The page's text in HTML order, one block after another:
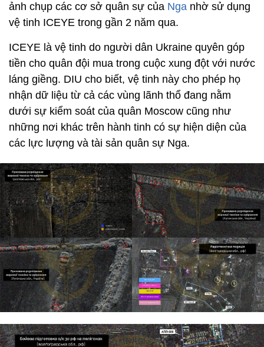
ảnh chụp các cơ sở quân sự của Nga nhờ sử dụng
vệ tinh ICEYE trong gần 2 năm qua.
ICEYE là vệ tinh do người dân Ukraine quyên góp
tiền cho quân đội mua trong cuộc xung đột với nước
láng giềng. DIU cho biết, vệ tinh này cho phép họ
nhận dữ liệu từ cả các vùng lãnh thổ đang nằm
dưới sự kiểm soát của quân Moscow cũng như
những nơi khác trên hành tinh có sự hiện diện của
các lực lượng và tài sản quân sự Nga.